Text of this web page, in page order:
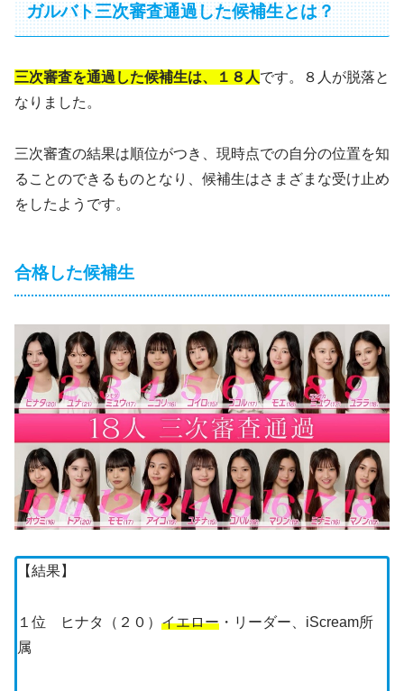
ガルバト三次審査通過した候補生とは？
三次審査を通過した候補生は、１８人です。８人が脱落と
なりました。
三次審査の結果は順位がつき、現時点での自分の位置を知
ることのできるものとなり、候補生はさまざまな受け止め
をしたようです。
合格した候補生
【結果】
１位 ヒナタ（２０） イエロー ・リーダー、iScream所
属